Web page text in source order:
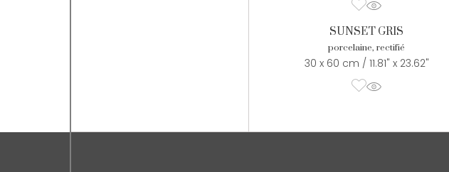
SUNSET GRIS
porcelaine, rectifié
30 x 60 cm / 11.81" x 23.62"